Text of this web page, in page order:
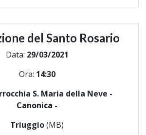
del Santo Rosario
Data: 29/03/2021
Ora: 14:30
S. Maria della Neve -
Canonica -
Triuggio(MB)